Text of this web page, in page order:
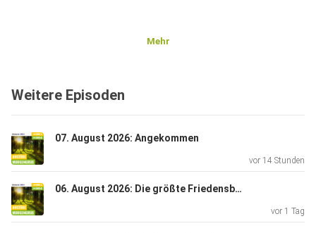
Mehr
Weitere Episoden
07. August 2026: Angekommen
vor 14 Stunden
06. August 2026: Die größte Friedensbewegung der Welt
vor 1 Tag